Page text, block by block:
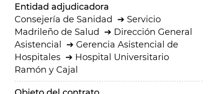
Entidad adjudicadora
Consejería de Sanidad
Servicio
Madrileño de Salud
Dirección General
Asistencial
Gerencia Asistencial de
Hospitales
Hospital Universitario
Ramón y Cajal